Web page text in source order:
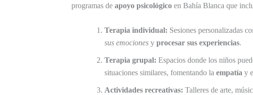
programas de apoyo psicológico en Bahía Blanca que
Terapia individual: Sesiones personalizadas
sus emociones y procesar sus experiencias.
Terapia grupal: Espacios donde los niños
situaciones similares, fomentando la empatía y
Actividades recreativas: Talleres de arte,